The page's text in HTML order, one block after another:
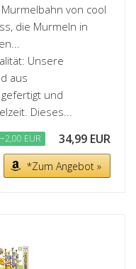
von cool
die Murmeln in
Unsere
aus
und
Dieses...
−2,00 EUR 34,99 EUR
*Zum Angebot »